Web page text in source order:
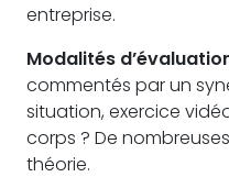
entreprise.
Modalités
commentés par un
situation, exercice
corps ? De
théorie.